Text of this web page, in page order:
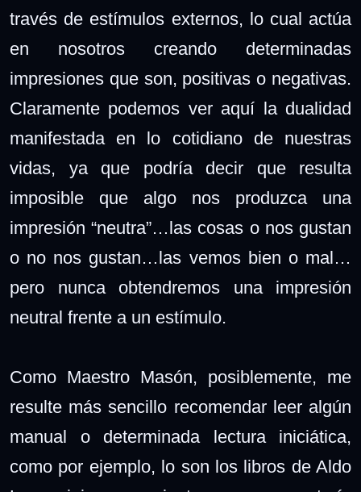
través de estímulos externos, lo cual actúa
en nosotros creando determinadas
impresiones que son, positivas o negativas.
Claramente podemos ver aquí la dualidad
manifestada en lo cotidiano de nuestras
vidas, ya que podría decir que resulta
imposible que algo nos produzca una
impresión “neutra”…las cosas o nos gustan
o no nos gustan…las vemos bien o mal…
pero nunca obtendremos una impresión
neutral frente a un estímulo.
Como Maestro Masón, posiblemente, me
resulte más sencillo recomendar leer algún
manual o determinada lectura iniciática,
como por ejemplo, lo son los libros de Aldo